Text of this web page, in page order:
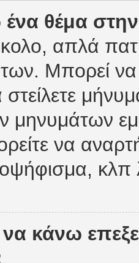
θέμα
απλά
Μπορεί να
μηνυμάτων
να
κλπ
κάνω